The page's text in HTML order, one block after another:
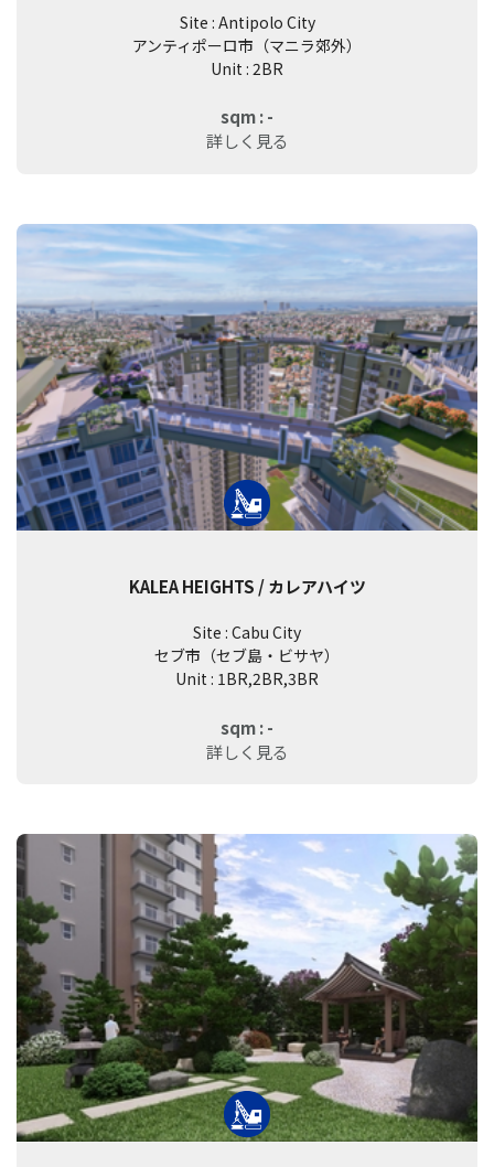
Site : Antipolo City
アンティポーロ市（マニラ郊外）
Unit : 2BR
sqm : -
詳しく見る
KALEA HEIGHTS / カレアハイツ
Site : Cabu City
セブ市（セブ島・ビサヤ）
Unit : 1BR,2BR,3BR
sqm : -
詳しく見る